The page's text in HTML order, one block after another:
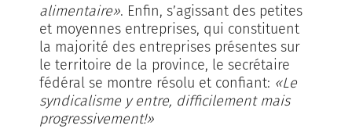
alimentaire». Enfin, s’agissant des petites
et moyennes entreprises, qui constituent
la majorité des entreprises présentes sur
le territoire de la province, le secrétaire
fédéral se montre résolu et confiant: «Le
syndicalisme y entre, difficilement mais
progressivement!»